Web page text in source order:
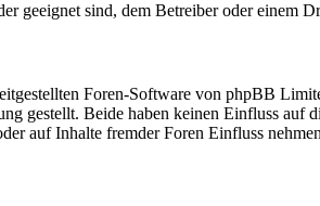
geeignet sind, dem Betreiber oder einem
Foren-Software von phpBB
gestellt. Beide haben keinen Einfluss auf
auf Inhalte fremder Foren Einfluss